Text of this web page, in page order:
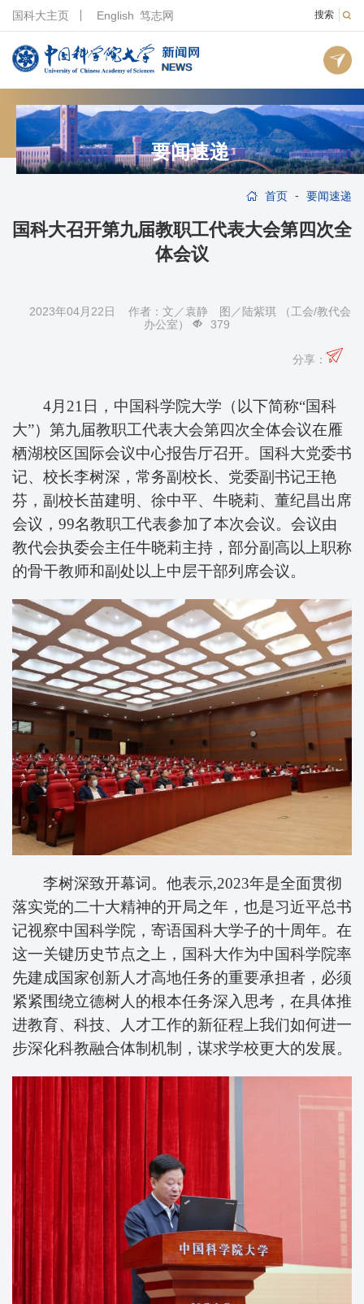
搜索
国科大主页 English 笃志网
要闻速递
首页 - 要闻速递
国科大召开第九届教职工代表大会第四次全
体会议
2023年04月22日 作者：文／袁静 图／陆紫琪 （工会/教代会
办公室）
379
分享：
4月21日，中国科学院大学（以下简称“国科
大”）第九届教职工代表大会第四次全体会议在雁
栖湖校区国际会议中心报告厅召开。国科大党委书
记、校长李树深，常务副校长、党委副书记王艳
芬，副校长苗建明、徐中平、牛晓莉、董纪昌出席
会议，99名教职工代表参加了本次会议。会议由
教代会执委会主任牛晓莉主持，部分副高以上职称
的骨干教师和副处以上中层干部列席会议。
李树深致开幕词。他表示,2023年是全面贯彻
落实党的二十大精神的开局之年，也是习近平总书
记视察中国科学院，寄语国科大学子的十周年。在
这一关键历史节点之上，国科大作为中国科学院率
先建成国家创新人才高地任务的重要承担者，必须
紧紧围绕立德树人的根本任务深入思考，在具体推
进教育、科技、人才工作的新征程上我们如何进一
步深化科教融合体制机制，谋求学校更大的发展。